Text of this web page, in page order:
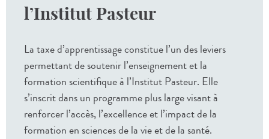
l’Institut Pasteur
La taxe d’apprentissage constitue l’un des leviers
permettant de soutenir l’enseignement et la
formation scientifique à l’Institut Pasteur. Elle
s’inscrit dans un programme plus large visant à
renforcer l’accès, l’excellence et l’impact de la
formation en sciences de la vie et de la santé.